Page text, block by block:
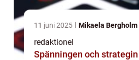
11 juni 2025 Mikaela Bergholm
redaktionel
Spänningen och